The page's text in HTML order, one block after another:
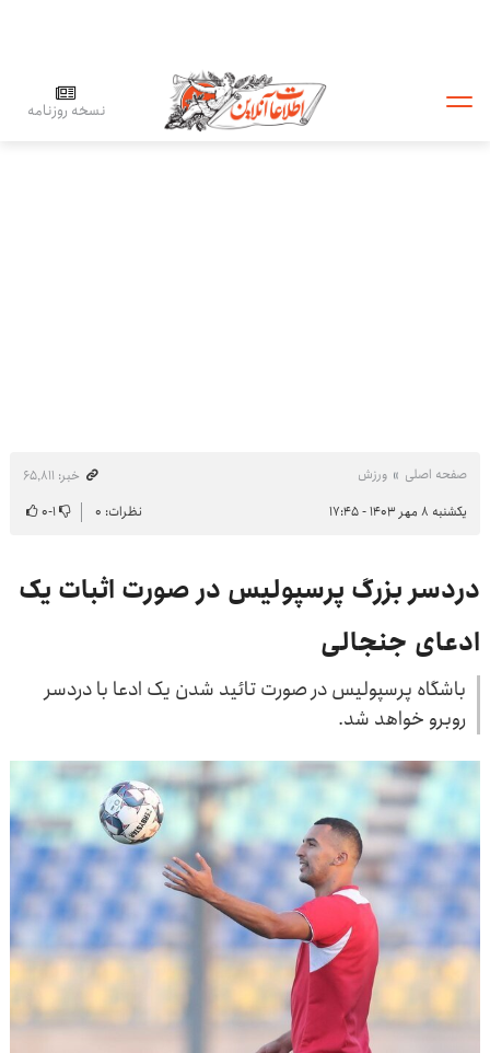
نسخه روزنامه
صفحه اصلی ورزش
خبر: ۶۵٬۸۱۱
یکشنبه ۸ مهر ۱۴۰۳ - ۱۷:۴۵
نظرات: ۰ ۱-۰
دردسر بزرگ پرسپولیس در صورت اثبات یک
ادعای جنجالی
باشگاه پرسپولیس در صورت تائید شدن یک ادعا با دردسر
روبرو خواهد شد.